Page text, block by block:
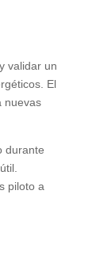
validar un
El
nuevas
durante
piloto a